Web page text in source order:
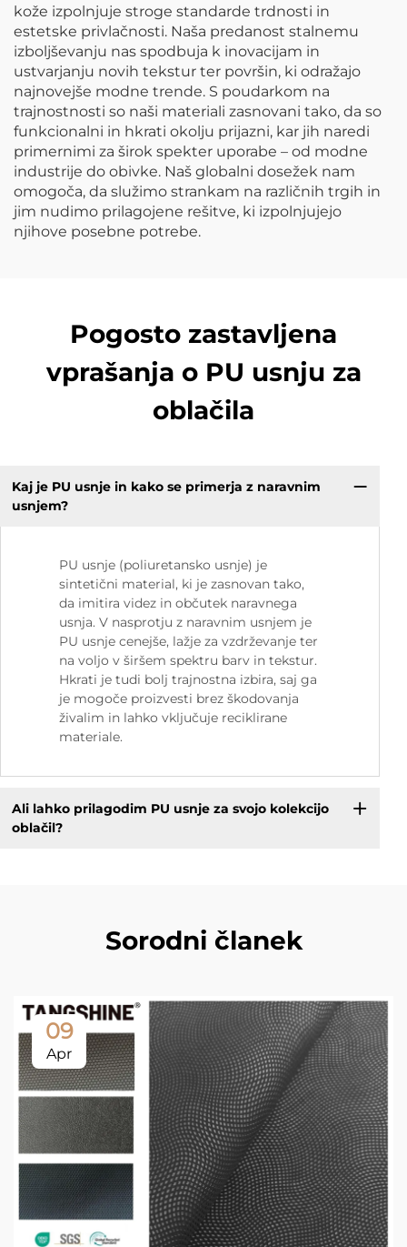
kože izpolnjuje stroge standarde trdnosti in
estetske privlačnosti. Naša predanost stalnemu
izboljševanju nas spodbuja k inovacijam in
ustvarjanju novih tekstur ter površin, ki odražajo
najnovejše modne trende. S poudarkom na
trajnostnosti so naši materiali zasnovani tako, da so
funkcionalni in hkrati okolju prijazni, kar jih naredi
primernimi za širok spekter uporabe – od modne
industrije do obivke. Naš globalni dosežek nam
omogoča, da služimo strankam na različnih trgih in
jim nudimo prilagojene rešitve, ki izpolnjujejo
njihove posebne potrebe.
Pogosto zastavljena
vprašanja o PU usnju za
oblačila
Kaj je PU usnje in kako se primerja z naravnim
usnjem?
PU usnje (poliuretansko usnje) je
sintetični material, ki je zasnovan tako,
da imitira videz in občutek naravnega
usnja. V nasprotju z naravnim usnjem je
PU usnje cenejše, lažje za vzdrževanje ter
na voljo v širšem spektru barv in tekstur.
Hkrati je tudi bolj trajnostna izbira, saj ga
je mogoče proizvesti brez škodovanja
živalim in lahko vključuje reciklirane
materiale.
Ali lahko prilagodim PU usnje za svojo kolekcijo
oblačil?
Sorodni članek
09
Apr